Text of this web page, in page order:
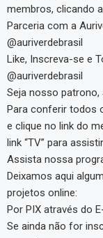
membros, clicando
Parceria com a
@auriverdebrasil
Like, Inscreva-se e
@auriverdebrasil
Seja nosso patrono,
Para conferir todos
e clique no link do
link “TV” para
Assista nossa
Deixamos aqui
projetos online:
Por PIX através do
Se ainda não for